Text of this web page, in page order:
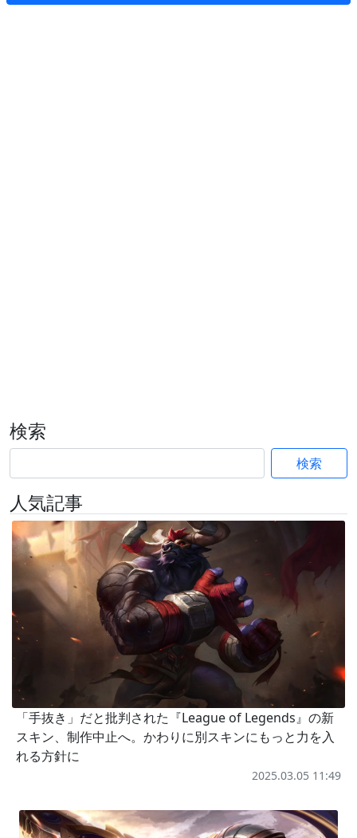
検索
検索
人気記事
「手抜き」だと批判された『League of Legends』の新
スキン、制作中止へ。かわりに別スキンにもっと力を入
れる方針に
2025.03.05 11:49